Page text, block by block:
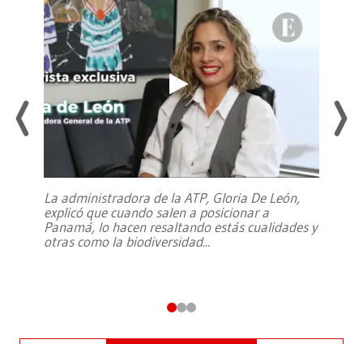
La administradora de la ATP, Gloria De León,
explicó que cuando salen a posicionar a
Panamá, lo hacen resaltando estás cualidades y
otras como la biodiversidad...